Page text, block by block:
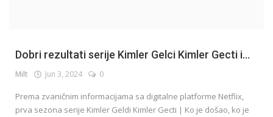
Dobri rezultati serije Kimler Gelci Kimler Gecti i...
Milt Jun 3, 2024 0
Prema zvaničnim informacijama sa digitalne platforme Netflix,
prva sezona serije Kimler Geldi Kimler Gecti | Ko je došao, ko je